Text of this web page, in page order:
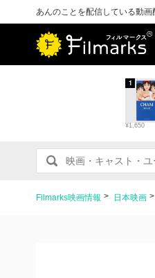
あんのことを配信している動画
¥1,650
1
Filmarks映画情報 日本映画